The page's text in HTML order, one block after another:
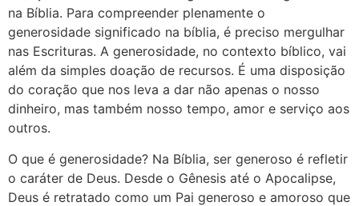
na Bíblia. Para compreender plenamente o
generosidade significado na bíblia, é preciso mergulhar
nas Escrituras. A generosidade, no contexto bíblico, vai
além da simples doação de recursos. É uma disposição
do coração que nos leva a dar não apenas o nosso
dinheiro, mas também nosso tempo, amor e serviço aos
outros.
O que é generosidade? Na Bíblia, ser generoso é refletir
o caráter de Deus. Desde o Gênesis até o Apocalipse,
Deus é retratado como um Pai generoso e amoroso que